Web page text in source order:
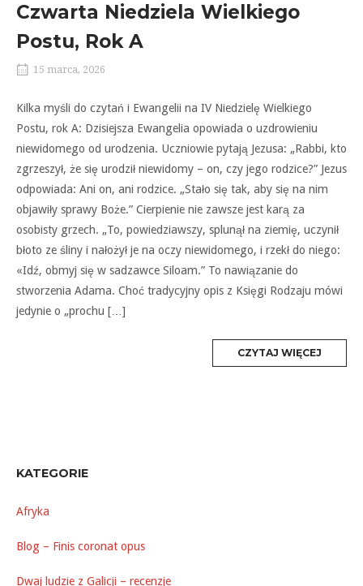
Czwarta Niedziela Wielkiego
Postu, Rok A
15 marca, 2026
Kilka myśli do czytań i Ewangelii na IV Niedzielę Wielkiego
Postu, rok A: Dzisiejsza Ewangelia opowiada o uzdrowieniu
niewidomego od urodzenia. Uczniowie pytają Jezusa: „Rabbi, kto
zgrzeszył, że się urodził niewidomy – on, czy jego rodzice?” Jezus
odpowiada: Ani on, ani rodzice. „Stało się tak, aby się na nim
objawiły sprawy Boże.” Cierpienie nie zawsze jest karą za
osobisty grzech. „To, powiedziawszy, splunął na ziemię, uczynił
błoto ze śliny i nałożył je na oczy niewidomego, i rzekł do niego:
«Idź, obmyj się w sadzawce Siloam.” To nawiązanie do
stworzenia Adama. Choć tradycyjny opis z Księgi Rodzaju mówi
jedynie o „prochu […]
CZYTAJ WIĘCEJ
KATEGORIE
Afryka
Blog – Finis coronat opus
Dwaj ludzie z Galicji – recenzje